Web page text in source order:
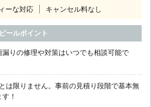
ーな対応 キャンセル料なし
ールポイント
りの修理や対策はいつでも相談可能で
は限りません。事前の見積り段階で基本無
！